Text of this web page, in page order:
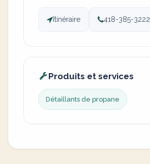
Itinéraire 418-385-3222
Produits et services
Détaillants de propane